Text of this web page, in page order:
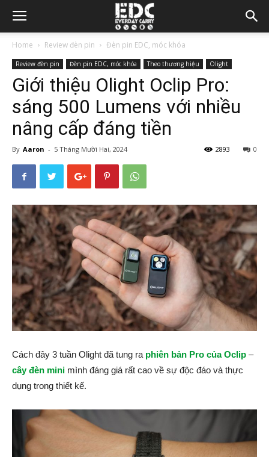
Home Review đèn pin Đèn pin EDC, móc khóa
Review đèn pin Đèn pin EDC, móc khóa Theo thương hiệu Olight
Giới thiệu Olight Oclip Pro:
sáng 500 Lumens với nhiều
nâng cấp đáng tiền
By Aaron - 5 Tháng Mười Hai, 2024 0
2893
Cách đây 3 tuần Olight đã tung ra phiên bản Pro của Oclip –
cây đèn mini mình đáng giá rất cao về sự độc đáo và thực
dụng trong thiết kế.